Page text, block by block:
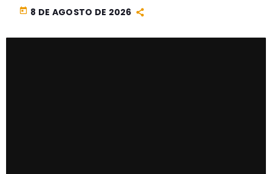
today 8 DE AGOSTO DE 2026